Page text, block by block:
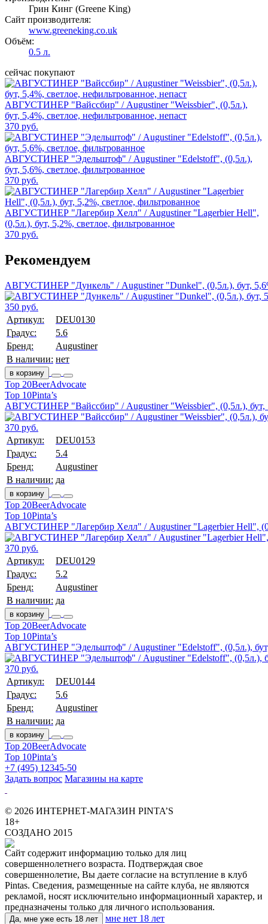
Грин Кинг (Greene King)
Сайт производителя:
www.greeneking.co.uk
Объём:
0.5 л.
сейчас покупают
АВГУСТИНЕР "Вайссбир" / Augustiner "Weissbier", (0,5л.),
бут, 5,4%, светлое, нефильтрованное, непаст
370 руб.
АВГУСТИНЕР "Эдельштоф" / Augustiner "Edelstoff", (0,5л.),
бут, 5,6%, светлое, фильтрованное
370 руб.
АВГУСТИНЕР "Лагербир Хелл" / Augustiner "Lagerbier Hell",
(0,5л.), бут, 5,2%, светлое, фильтрованное
370 руб.
Рекомендуем
АВГУСТИНЕР "Дункель" / Augustiner "Dunkel", (0,5л.), бут,
350 руб.
Артикул:
DEU0130
Градус:
5.6
Бренд:
Augustiner
В наличии: нет
в корзину
Top 20BeerAdvocate
Top 10Pinta’s
АВГУСТИНЕР "Вайссбир" / Augustiner "Weissbier", (0,5л.), бут,
370 руб.
Артикул:
DEU0153
Градус:
5.4
Бренд:
Augustiner
В наличии: да
в корзину
Top 20BeerAdvocate
Top 10Pinta’s
АВГУСТИНЕР "Лагербир Хелл" / Augustiner "Lagerbier Hell",
370 руб.
Артикул:
DEU0129
Градус:
5.2
Бренд:
Augustiner
В наличии: да
в корзину
Top 20BeerAdvocate
Top 10Pinta’s
АВГУСТИНЕР "Эдельштоф" / Augustiner "Edelstoff", (0,5л.), бут,
370 руб.
Артикул:
DEU0144
Градус:
5.6
Бренд:
Augustiner
В наличии: да
в корзину
Top 20BeerAdvocate
Top 10Pinta’s
+7 (495) 12345-50
Задать вопрос Магазины на карте
© 2026 ИНТЕРНЕТ-МАГАЗИН PINTA’S
18+
СОЗДАНО 2015
Сайт содержит информацию только для лиц
совершеннолетнего возраста. Подтверждая свое
совершеннолетие, Вы даете согласие на вступление в клуб
Pintas. Сведения, размещенные на сайте клуба, не являются
рекламой, носят исключительно информационный характер, и
предназначены только для личного использования.
Да, мне уже есть 18 лет
мне нет 18 лет